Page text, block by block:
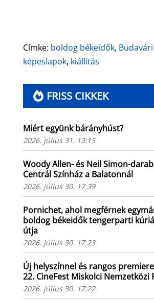
Címke: boldog békeidők,
képeslapok, kiállítás
FRISS CIKKEK
Miért együnk bárányhúst?
2026. július 31. 13:15
Woody Allen- és Neil Simon-
Centrál Színház a Balatonnál
2026. július 30. 17:39
Pornichet, ahol megférnek
boldog békeidők tengerparti
útja
2026. július 30. 17:23
Új helyszínnel és rangos
22. CineFest Miskolci Nemzetközi
2026. július 30. 17:22